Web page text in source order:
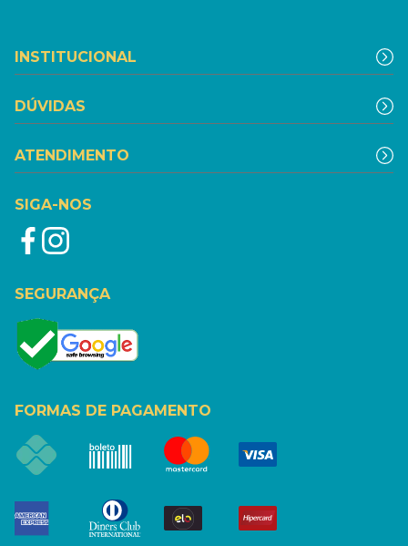
INSTITUCIONAL
DÚVIDAS
ATENDIMENTO
SIGA-NOS
SEGURANÇA
FORMAS DE PAGAMENTO